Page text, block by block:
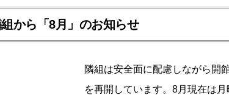
組から「8月」のお知らせ
隣組は安全面に配慮しながら開
を再開しています。8月現在は